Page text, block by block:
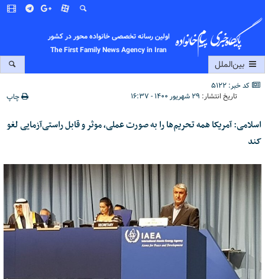
اولین رسانه تخصصی خانواده محور در کشور
The First Family News Agency in Iran
بین‌الملل
کد خبر: 5122
تاریخ انتشار: ۲۹ شهریور ۱۴۰۰ - ۱۶:۳۷ چاپ
اسلامی: آمریکا همه تحریم‌ها را به صورت عملی، موثر و قابل راستی‌آزمایی لغو
کند